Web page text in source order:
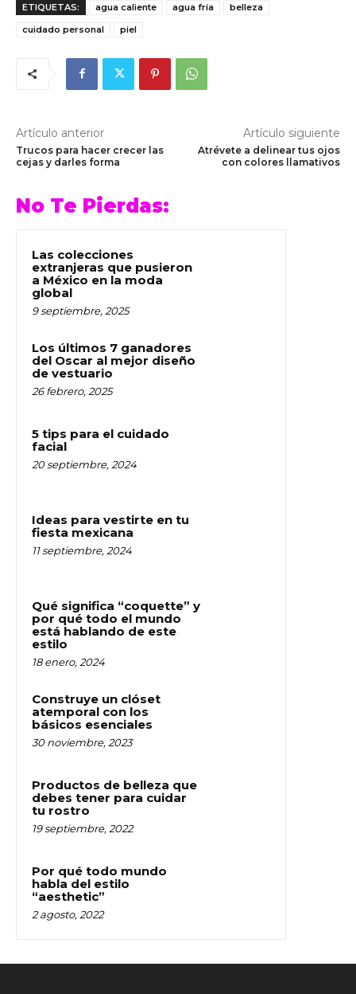
ETIQUETAS: agua caliente agua fría
belleza
cuidado personal
piel
Artículo anterior
Trucos para hacer crecer las
cejas y darles forma
Artículo siguiente
Atrévete a delinear tus ojos
con colores llamativos
No Te Pierdas:
Las colecciones
extranjeras que pusieron
a México en la moda
global
9 septiembre, 2025
Los últimos 7 ganadores
del Oscar al mejor diseño
de vestuario
26 febrero, 2025
5 tips para el cuidado
facial
20 septiembre, 2024
Ideas para vestirte en tu
fiesta mexicana
11 septiembre, 2024
Qué significa “coquette” y
por qué todo el mundo
está hablando de este
estilo
18 enero, 2024
Construye un clóset
atemporal con los
básicos esenciales
30 noviembre, 2023
Productos de belleza que
debes tener para cuidar
tu rostro
19 septiembre, 2022
Por qué todo mundo
habla del estilo
“aesthetic”
2 agosto, 2022